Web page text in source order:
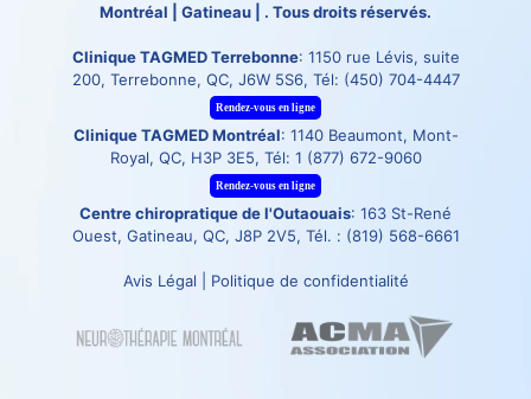
Montréal | Gatineau | . Tous droits réservés.
Clinique TAGMED Terrebonne: 1150 rue Lévis, suite
200, Terrebonne, QC, J6W 5S6, Tél: (450) 704-4447
Rendez-vous en ligne
Clinique TAGMED Montréal: 1140 Beaumont, Mont-
Royal, QC, H3P 3E5, Tél: 1 (877) 672-9060
Rendez-vous en ligne
Centre chiropratique de l'Outaouais: 163 St-René
Ouest, Gatineau, QC, J8P 2V5, Tél. : (819) 568-6661
Avis Légal Politique de confidentialité